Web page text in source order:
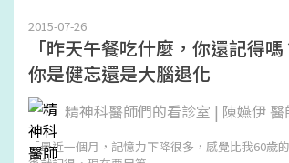
2015-07-26
「昨天午餐吃什麼，你還記得
你是健忘還是大腦退化
精神科醫師們的看診室 | 陳嬿伊 醫
「最近一個月，記憶力下降很多，感覺比我60歲